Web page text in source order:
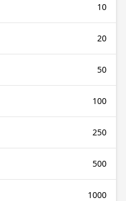
10
20
50
100
250
500
1000